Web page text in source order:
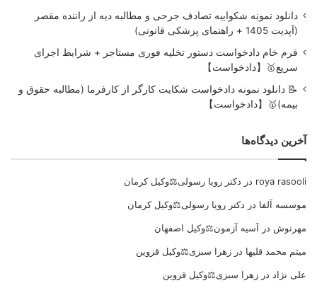
دانلود نمونه شکواییه تصادف جرحی و مطالبه دیه از راننده مقصر
(آپدیت 1405 + راهنمای پزشکی قانونی)
فرم خام دادخواست دستور تخلیه فوری مستاجر + شرایط اجرای
سریع🥇【دادخواست】
📝 دانلود نمونه دادخواست شکایت کارگر از کارفرما (مطالبه حقوق و
بیمه)🥇【دادخواست】
آخرین دیدگاه‌ها
roya rasooli در دکتر رویا رسولی⚖️وکیل کرمان
موسسه آلفا در دکتر رویا رسولی⚖️وکیل کرمان
مهرنوش در آسیه آزمون⚖️وکیل اصفهان
میثم محمد قلیها در زهرا سبزی⚖️وکیل قزوین
علی نژاد در زهرا سبزی⚖️وکیل قزوین